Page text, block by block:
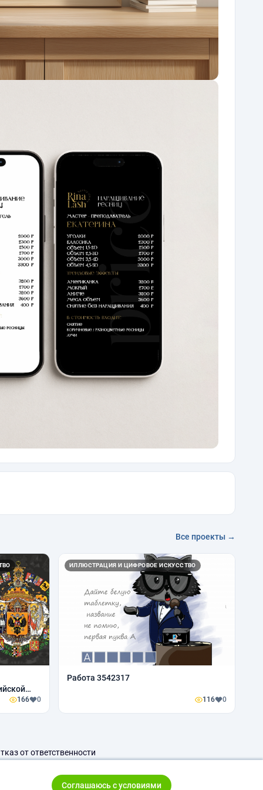
Все проекты →
166 0
ИЛЛЮСТРАЦИЯ И ЦИФРОВОЕ ИСКУССТВО
Работа 3542317
116 0
от ответственности
Соглашаюсь с условиями